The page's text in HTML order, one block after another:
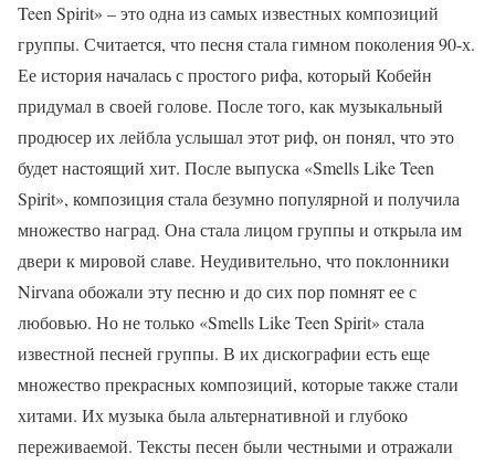
Teen Spirit» – это одна из самых известных композиций
группы. Считается, что песня стала гимном поколения 90-х.
Ее история началась с простого рифа, который Кобейн
придумал в своей голове. После того, как музыкальный
продюсер их лейбла услышал этот риф, он понял, что это
будет настоящий хит. После выпуска «Smells Like Teen
Spirit», композиция стала безумно популярной и получила
множество наград. Она стала лицом группы и открыла им
двери к мировой славе. Неудивительно, что поклонники
Nirvana обожали эту песню и до сих пор помнят ее с
любовью. Но не только «Smells Like Teen Spirit» стала
известной песней группы. В их дискографии есть еще
множество прекрасных композиций, которые также стали
хитами. Их музыка была альтернативной и глубоко
переживаемой. Тексты песен были честными и отражали